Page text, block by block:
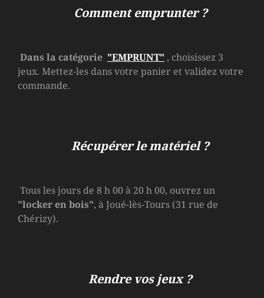
Comment emprunter ?
Dans la catégorie "EMPRUNT" , choisissez 3
jeux. Mettez-les dans votre panier et validez votre
commande.
Récupérer le matériel ?
Tous les jours de 8 h 00 à 20 h 00, ouvrez un
"locker en bois", à Joué-lès-Tours (31 rue de
Chérizy).
Rendre vos jeux ?